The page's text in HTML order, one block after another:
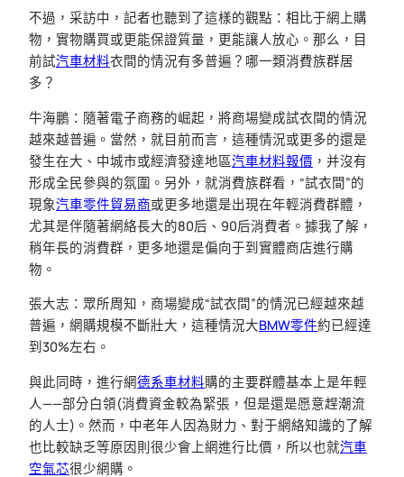
不過，采訪中，記者也聽到了這樣的觀點：相比于網上購
物，實物購買或更能保證質量，更能讓人放心。那么，目
前試汽車材料衣間的情況有多普遍？哪一類消費族群居
多？
牛海鵬：隨著電子商務的崛起，將商場變成試衣間的情況
越來越普遍。當然，就目前而言，這種情況或更多的還是
發生在大、中城市或經濟發達地區汽車材料報價 ，并沒有
形成全民參與的氛圍。另外，就消費族群看，“試衣間”的
現象汽車零件貿易商或更多地還是出現在年輕消費群體，
尤其是伴隨著網絡長大的80后、90后消費者。據我了解，
稍年長的消費群，更多地還是偏向于到實體商店進行購
物。
張大志：眾所周知，商場變成“試衣間”的情況已經越來越
普遍，網購規模不斷壯大，這種情況大BMW零件約已經達
到30%左右。
與此同時，進行網德系車材料購的主要群體基本上是年輕
人——部分白領(消費資金較為緊張，但是還是愿意趕潮流
的人士)。然而，中老年人因為財力、對于網絡知識的了解
也比較缺乏等原因則很少會上網進行比價，所以也就汽車
空氣芯很少網購。